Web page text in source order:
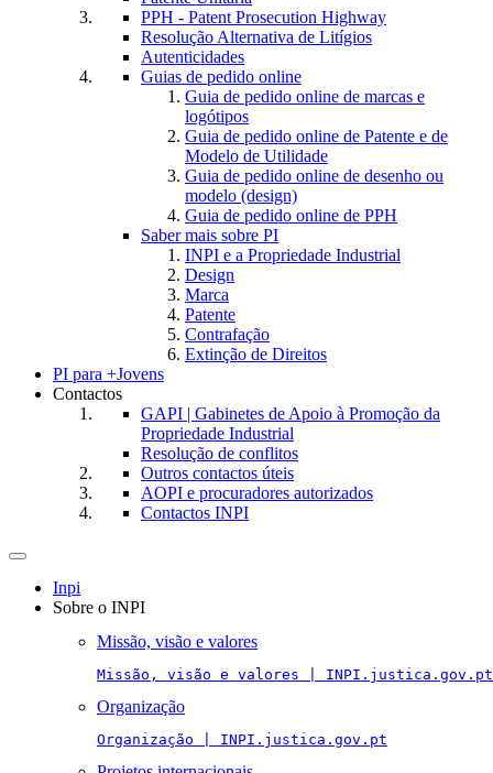
PPH - Patent Prosecution Highway
Resolução Alternativa de Litígios
Autenticidades
Guias de pedido online
Guia de pedido online de marcas e
logótipos
Guia de pedido online de Patente e de
Modelo de Utilidade
Guia de pedido online de desenho ou
modelo (design)
Guia de pedido online de PPH
Saber mais sobre PI
INPI e a Propriedade Industrial
Design
Marca
Patente
Contrafação
Extinção de Direitos
PI para +Jovens
Contactos
GAPI | Gabinetes de Apoio à Promoção da
Propriedade Industrial
Resolução de conflitos
Outros contactos úteis
AOPI e procuradores autorizados
Contactos INPI
Toggle
navigation
Inpi
Sobre o INPI
Missão, visão e valores
Missão, visão e valores | INPI.justica.gov.pt
Organização
Organização | INPI.justica.gov.pt